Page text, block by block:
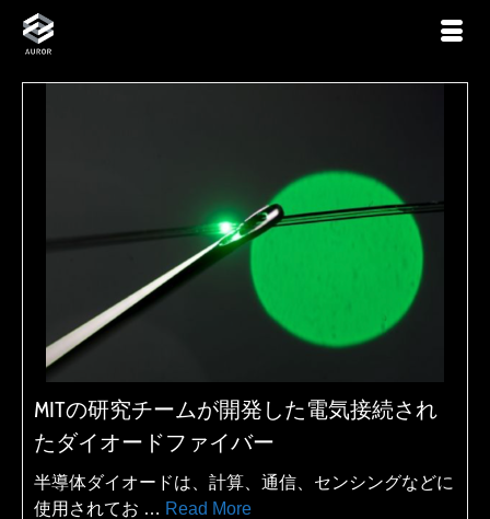
MITの研究チームが開発した電気接続され
たダイオードファイバー
半導体ダイオードは、計算、通信、センシングなどに
使用されてお … Read More